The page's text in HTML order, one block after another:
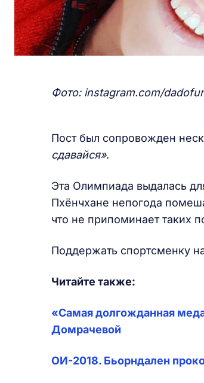
Фото: instagram.com/
Пост был сопровожден
сдавайся».
Эта Олимпиада выдалась
Пхёнчхане непогода
что не припоминает таких
Поддержать спортсменку
Читайте также:
«Самая долгожданная
Домрачевой
ОИ-2018. Бьорндален